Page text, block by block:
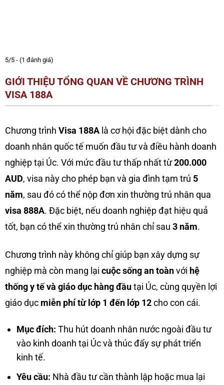
5/5 - (1 đánh giá)
GIỚI THIỆU TỔNG QUAN VỀ CHƯƠNG TRÌNH
VISA 188A
Chương trình Visa 188Alà cơ hội đặc biệt dành cho
doanh nhân quốc tế muốn đầu tư và điều hành doanh
nghiệp tại Úc. Với mức đầu tư thấp nhất từ200.000
AUD, visa này cho phép bạn và gia đình tạm trú 5
năm, sau đó có thể nộp đơn xin thường trú nhân qua
visa 888A. Đặc biệt, nếu doanh nghiệp đạt hiệu quả
tốt, bạn có thể xin thường trú nhân chỉ sau 3 năm.
Chương trình này không chỉ giúp bạn xây dựng sự
nghiệp mà còn mang lại cuộc sống an toànvới hệ
thống y tế và giáo dục hàng đầutại Úc, cùng quyền lợi
giáo dục miễn phí từ lớp 1 đến lớp 12cho con cái.
Mục đích: Thu hút doanh nhân nước ngoài đầu tư
vào kinh doanh tại Úc và thúc đẩy sự phát triển
kinh tế.
Yêu cầu: Nhà đầu tư cần thành lập hoặc mua lại